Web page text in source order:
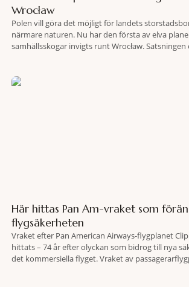
Wrocław
Polen vill göra det möjligt för landets
närmare naturen. Nu har den första av elva
samhällsskogar invigts runt Wrocław.
fler människor ska kunna promenera, motionera
Här hittas Pan Am-vraket som
flygsäkerheten
Vraket efter Pan American Airways-flygplanet
hittats – 74 år efter olyckan som bidrog till nya
det kommersiella flyget. Vraket av